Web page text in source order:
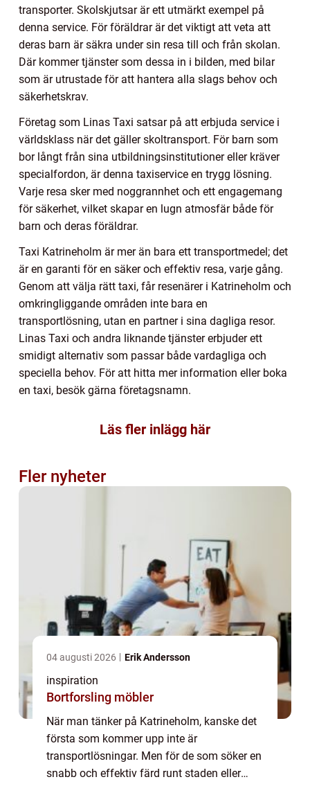
transporter. Skolskjutsar är ett utmärkt exempel på
denna service. För föräldrar är det viktigt att veta att
deras barn är säkra under sin resa till och från skolan.
Där kommer tjänster som dessa in i bilden, med bilar
som är utrustade för att hantera alla slags behov och
säkerhetskrav.
Företag som Linas Taxi satsar på att erbjuda service i
världsklass när det gäller skoltransport. För barn som
bor långt från sina utbildningsinstitutioner eller kräver
specialfordon, är denna taxiservice en trygg lösning.
Varje resa sker med noggrannhet och ett engagemang
för säkerhet, vilket skapar en lugn atmosfär både för
barn och deras föräldrar.
Taxi Katrineholm är mer än bara ett transportmedel; det
är en garanti för en säker och effektiv resa, varje gång.
Genom att välja rätt taxi, får resenärer i Katrineholm och
omkringliggande områden inte bara en
transportlösning, utan en partner i sina dagliga resor.
Linas Taxi och andra liknande tjänster erbjuder ett
smidigt alternativ som passar både vardagliga och
speciella behov. För att hitta mer information eller boka
en taxi, besök gärna företagsnamn.
Läs fler inlägg här
Fler nyheter
04 augusti 2026 Erik Andersson
inspiration
Bortforsling möbler
När man tänker på Katrineholm, kanske det
första som kommer upp inte är
transportlösningar. Men för de som söker en
snabb och effektiv färd runt staden eller